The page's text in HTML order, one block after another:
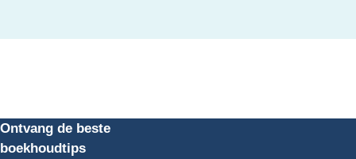
Ontvang de beste
boekhoudtips